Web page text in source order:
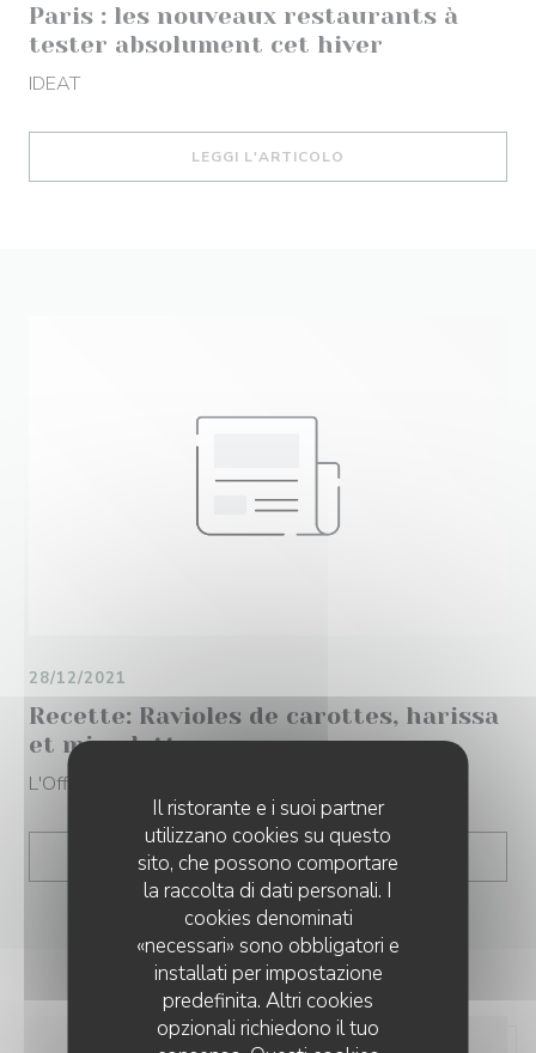
Il ristorante e i suoi partner
utilizzano cookies su questo
sito, che possono comportare
la raccolta di dati personali. I
cookies denominati
«necessari» sono obbligatori e
installati per impostazione
predefinita. Altri cookies
opzionali richiedono il tuo
Paris : les nouveaux restaurants à
tester absolument cet hiver
IDEAT
LEGGI L'ARTICOLO
Recette: Ravioles de carottes, harissa
et mimolette
28/12/2021
L'Officiel
LEGGI L'ARTICOLO((APRE UNA NUOVA